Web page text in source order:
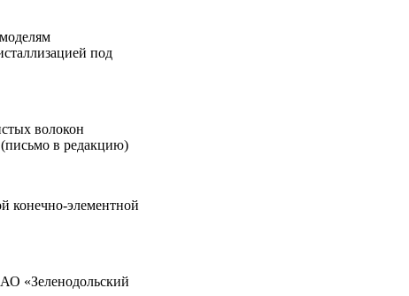
под
волокон
(письмо в редакцию)
конечно-элементной
«Зеленодольский